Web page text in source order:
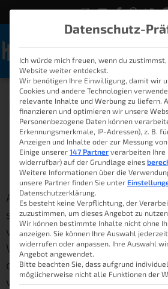
iPad als
Lukas 18. Juni 2022
Am 06. Juni 2022 war es für
soweit. Die Apple WWDC fand
wurden eine Menge
Während auf der einen Seite
die Neuerungen als zu dünn
waren andere ganz aus dem
Datenschutz-
Ich würde mich freuen, wenn du
Website weiter entdeckst.
Wir benötigen Ihre Einwilligung, damit wir
Cookies und andere Technologien
relevante Inhalte und Werbung zu liefern.
finanzieren und optimieren wir unsere
Personenbezogene Daten können
Erkennungsmerkmale, IP-Adressen), z. B.
Anzeigen und Inhalte oder zur Messung
Einige unserer 147 Partner verarbeiten Ihre
widerrufbar) auf der Grundlage eines
Weitere Informationen über die
unsere Partner finden Sie unter
Datenschutzerklärung.
Es besteht keine Verpflichtung, der
zuzustimmen, um dieses Angebot zu
Wir können bestimmte Inhalte nicht ohne
anzeigen. Sie können Ihre Auswahl
widerrufen oder anpassen. Ihre Auswahl
Angebot angewendet.
Bitte beachten Sie, dass aufgrund
möglicherweise nicht alle Funktionen der